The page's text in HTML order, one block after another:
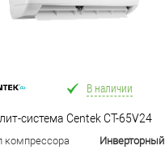
В наличии
система Centek CT-65V24
компрессора
Инверторный